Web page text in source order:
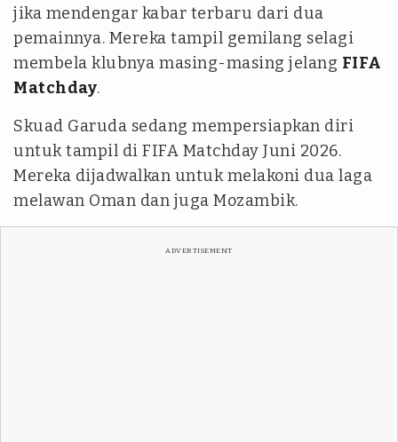
jika mendengar kabar terbaru dari dua
pemainnya. Mereka tampil gemilang selagi
membela klubnya masing-masing jelang FIFA
Matchday.
Skuad Garuda sedang mempersiapkan diri
untuk tampil di FIFA Matchday Juni 2026.
Mereka dijadwalkan untuk melakoni dua laga
melawan Oman dan juga Mozambik.
ADVERTISEMENT